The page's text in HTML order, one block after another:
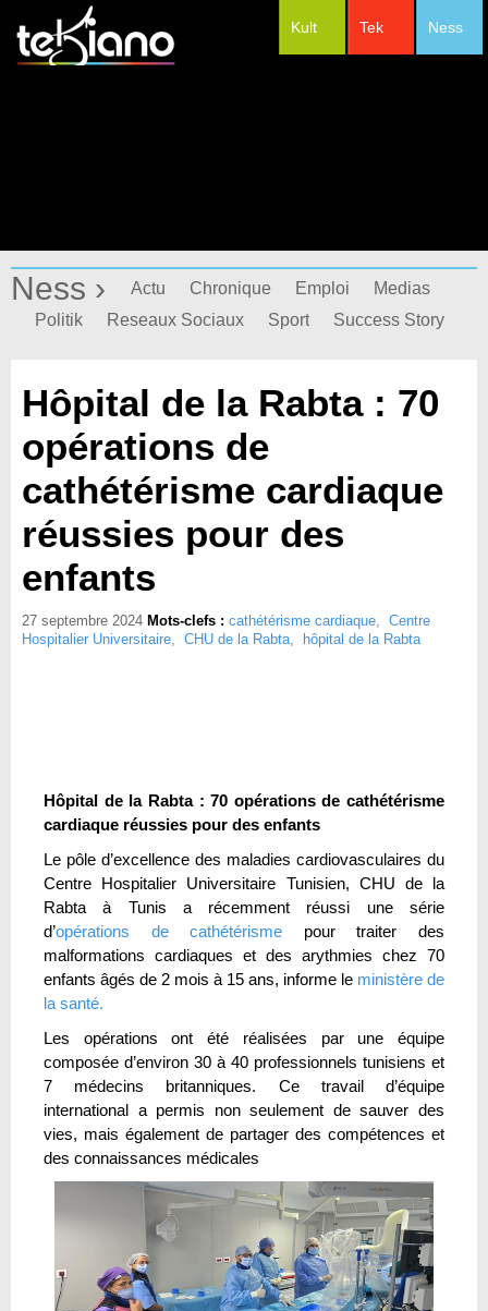
Ness
Tek
Kult
Ness › Actu Chronique Emploi
Medias
Politik
Reseaux Sociaux Sport Success Story
Hôpital de la Rabta : 70
opérations de
cathétérisme cardiaque
réussies pour des
enfants
27 septembre 2024 Mots-clefs : cathétérisme cardiaque, Centre
Hospitalier Universitaire, CHU de la Rabta, hôpital de la Rabta
Hôpital de la Rabta : 70 opérations de cathétérisme
cardiaque réussies pour des enfants
Le pôle d’excellence des maladies cardiovasculaires du
Centre Hospitalier Universitaire Tunisien, CHU de la
Rabta à Tunis a récemment réussi une série
d’opérations de cathétérisme pour traiter des
malformations cardiaques et des arythmies chez 70
enfants âgés de 2 mois à 15 ans, informe le ministère de
la santé.
Les opérations ont été réalisées par une équipe
composée d’environ 30 à 40 professionnels tunisiens et
7 médecins britanniques. Ce travail d’équipe
international a permis non seulement de sauver des
vies, mais également de partager des compétences et
des connaissances médicales